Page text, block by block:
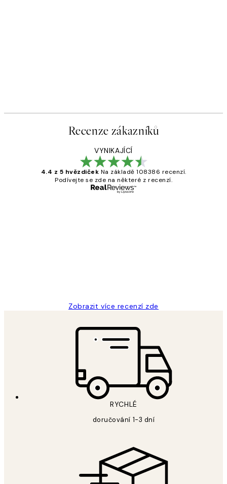
Recenze zákazníků
VYNIKAJÍCÍ
4.4 z 5 hvězdiček Na základě 108386 recenzí.
Podívejte se zde na některé z recenzí.
Zobrazit více recenzí zde
RYCHLÉ
doručování 1-3 dní